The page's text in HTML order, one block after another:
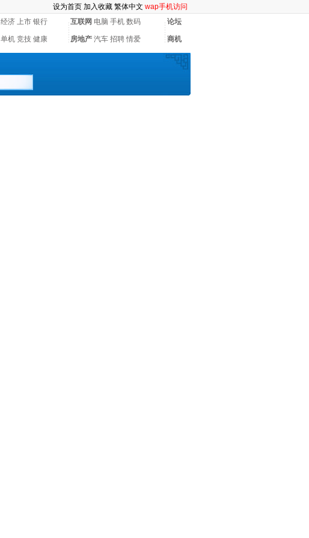
设为首页 加入收藏 繁体中文 wap手机访问
经济 上市 银行 互联网 电脑 手机 数码 论坛
单机 竞技 健康 房地产 汽车 招聘 情爱 商机